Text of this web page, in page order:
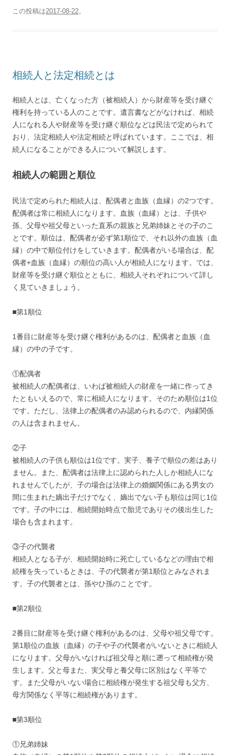
この投稿は2017-08-22。
相続人と法定相続とは
相続人とは、亡くなった方（被相続人）から財産等を受け継ぐ
権利を持っている人のことです。遺言書などがなければ、相続
人になれる人や財産等を受け継ぐ順位などは民法で定められて
おり、法定相続人や法定相続と呼ばれています。ここでは、相
続人になることができる人について解説します。
相続人の範囲と順位
民法で定められた相続人は、配偶者と血族（血縁）の2つです。
配偶者は常に相続人になります。血族（血縁）とは、子供や
孫、父母や祖父母といった直系の親族と兄弟姉妹とその子のこ
とです。順位は、配偶者が必ず第1順位で、それ以外の血族（血
縁）の中で順位付けをしていきます。配偶者がいる場合は、配
偶者+血族（血縁）の順位の高い人が相続人になります。では、
財産等を受け継ぐ順位とともに、相続人それぞれについて詳し
く見ていきましょう。
■第1順位
1番目に財産等を受け継ぐ権利があるのは、配偶者と血族（血
縁）の中の子です。
①配偶者
被相続人の配偶者は、いわば被相続人の財産を一緒に作ってき
たともいえるので、常に相続人になります。そのため順位は1位
です。ただし、法律上の配偶者のみ認められるので、内縁関係
の人は含まれません。
②子
被相続人の子供も順位は1位です。実子、養子で順位の差はあり
ません。また、配偶者は法律上に認められた人しか相続人にな
れませんでしたが、子の場合は法律上の婚姻関係にある男女の
間に生まれた嫡出子だけでなく、嫡出でない子も順位は同じ1位
です。子の中には、相続開始時点で胎児でありその後出生した
場合も含まれます。
③子の代襲者
相続人となる子が、相続開始時に死亡しているなどの理由で相
続権を失っているときは、子の代襲者が第1順位とみなされま
す。子の代襲者とは、孫やひ孫のことです。
■第2順位
2番目に財産等を受け継ぐ権利があるのは、父母や祖父母です。
第1順位の血族（血縁）の子や子の代襲者がいないときに相続人
になります。父母がいなければ祖父母と順に遡って相続権が発
生します。父と母また、実父母と養父母に区別はなく平等で
す。また父母がいない場合に相続権が発生する祖父母も父方、
母方関係なく平等に相続権があります。
■第3順位
①兄弟姉妹